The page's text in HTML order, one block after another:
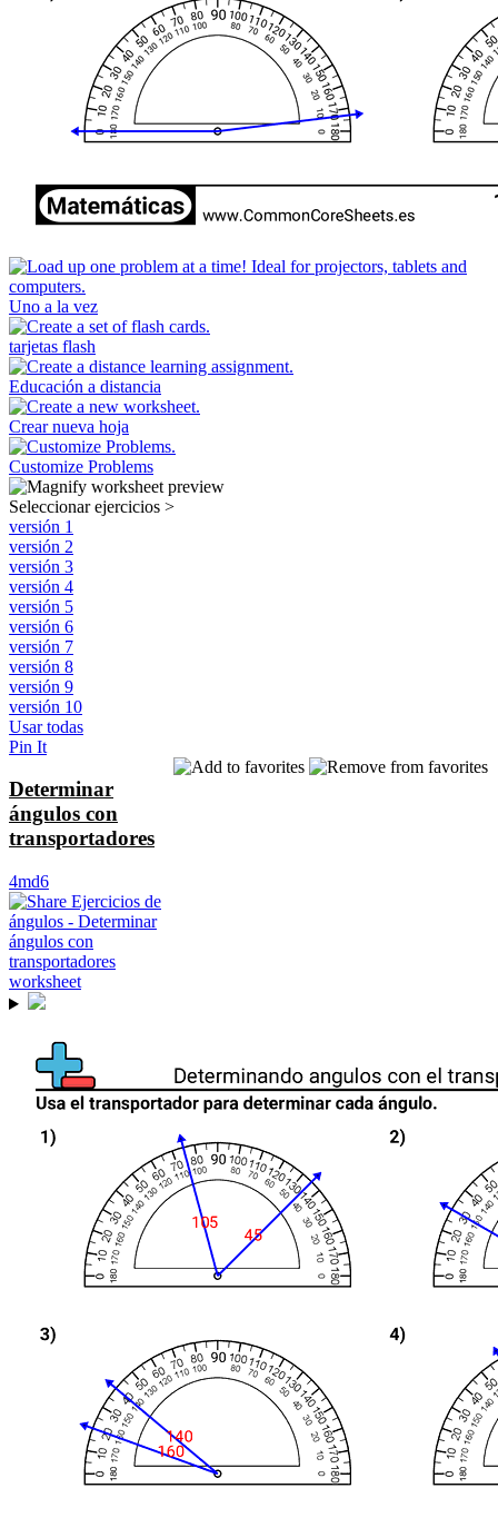
Uno a la vez
tarjetas flash
Educación a distancia
Crear nueva hoja
Customize Problems
Seleccionar ejercicios >
versión 1
versión 2
versión 3
versión 4
versión 5
versión 6
versión 7
versión 8
versión 9
versión 10
Usar todas
Pin It
Determinar
ángulos con
transportadores
4md6